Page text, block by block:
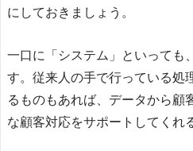
にしておきましょう。
一口に「システム」といっても
す。従来人の手で行っている処
るものもあれば、データから顧
な顧客対応をサポートしてくれ